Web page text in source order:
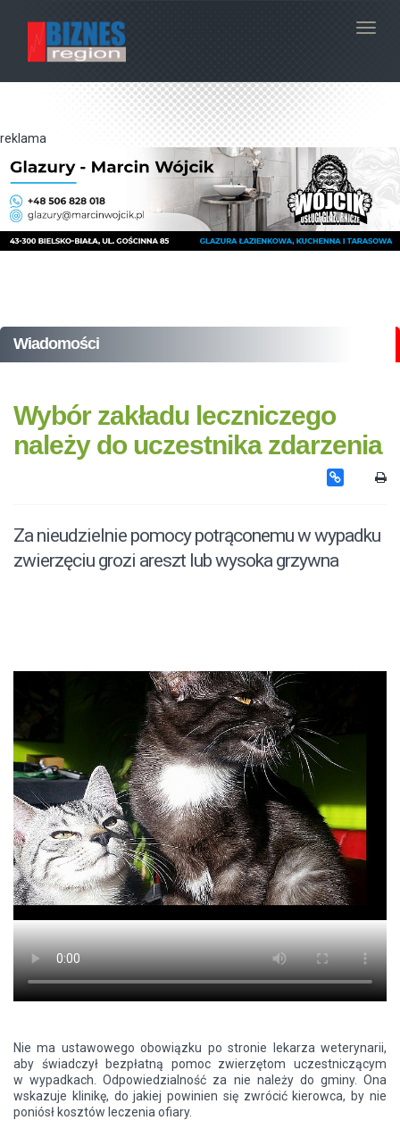
reklama
Wiadomości
Wybór zakładu leczniczego
należy do uczestnika zdarzenia
Za nieudzielnie pomocy potrąconemu w wypadku
zwierzęciu grozi areszt lub wysoka grzywna
Nie ma ustawowego obowiązku po stronie lekarza weterynarii,
aby świadczył bezpłatną pomoc zwierzętom uczestniczącym
w wypadkach. Odpowiedzialność za nie należy do gminy. Ona
wskazuje klinikę, do jakiej powinien się zwrócić kierowca, by nie
poniósł kosztów leczenia ofiary.